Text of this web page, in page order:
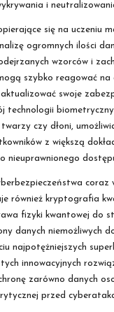
i
się na uczeniu
ogromnych ilości
wzorców i
szybko reagować na
swoje
technologii
czy dłoni,
z większą
nieuprawnionego
coraz
również kryptografia
fizyki kwantowej do
danych niemożliwych
najpotężniejszych
innowacyjnych
zarówno danych
przed